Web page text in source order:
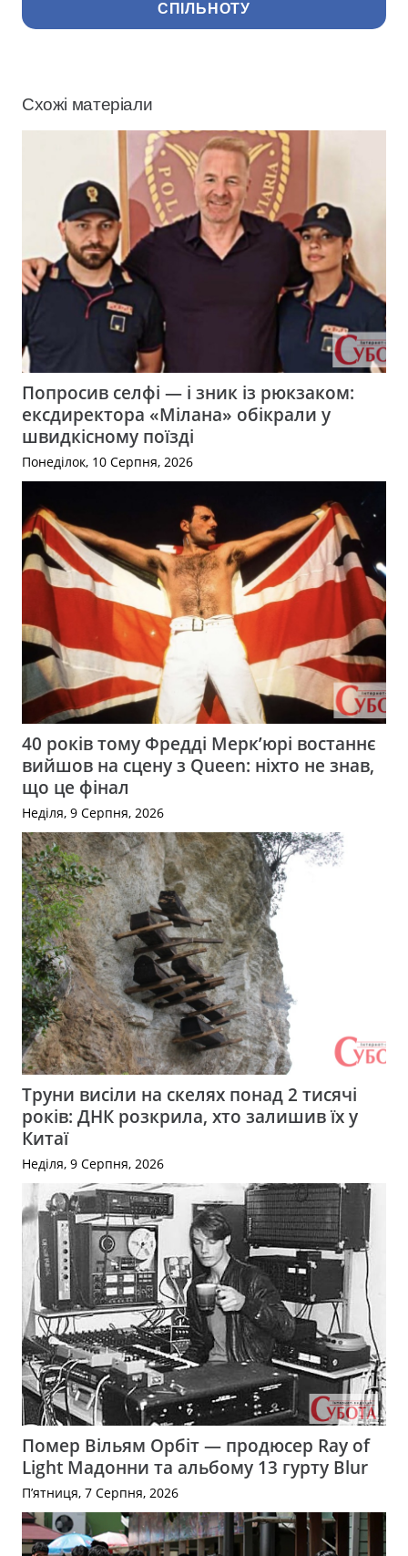
СПІЛЬНОТУ
Схожі матеріали
Попросив селфі — і зник із рюкзаком:
ексдиректора «Мілана» обікрали у
швидкісному поїзді
Понеділок, 10 Серпня, 2026
40 років тому Фредді Мерк’юрі востаннє
вийшов на сцену з Queen: ніхто не знав,
що це фінал
Неділя, 9 Серпня, 2026
Труни висіли на скелях понад 2 тисячі
років: ДНК розкрила, хто залишив їх у
Китаї
Неділя, 9 Серпня, 2026
Помер Вільям Орбіт — продюсер Ray of
Light Мадонни та альбому 13 гурту Blur
П’ятниця, 7 Серпня, 2026